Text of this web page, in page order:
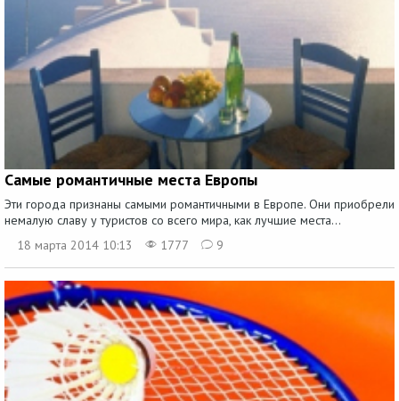
Самые романтичные места Европы
Эти города признаны самыми романтичными в Европе. Они приобрели
немалую славу у туристов со всего мира, как лучшие места...
18 марта 2014 10:13
1777 9